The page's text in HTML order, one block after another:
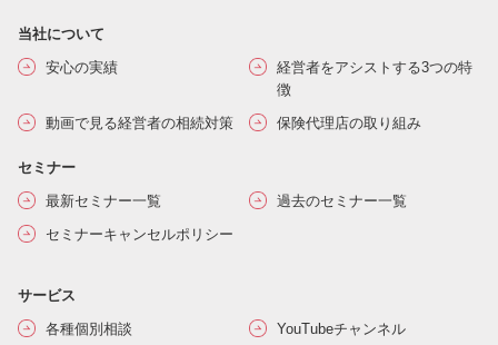
当社について
安心の実績
経営者をアシストする3つの特
徴
動画で見る経営者の相続対策
保険代理店の取り組み
セミナー
最新セミナー一覧
過去のセミナー一覧
セミナーキャンセルポリシー
サービス
各種個別相談
YouTubeチャンネル